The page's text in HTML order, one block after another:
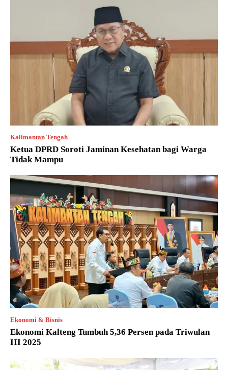
Kalimantan Tengah
Ketua DPRD Soroti Jaminan Kesehatan bagi Warga
Tidak Mampu
Ekonomi & Bisnis
Ekonomi Kalteng Tumbuh 5,36 Persen pada Triwulan
III 2025